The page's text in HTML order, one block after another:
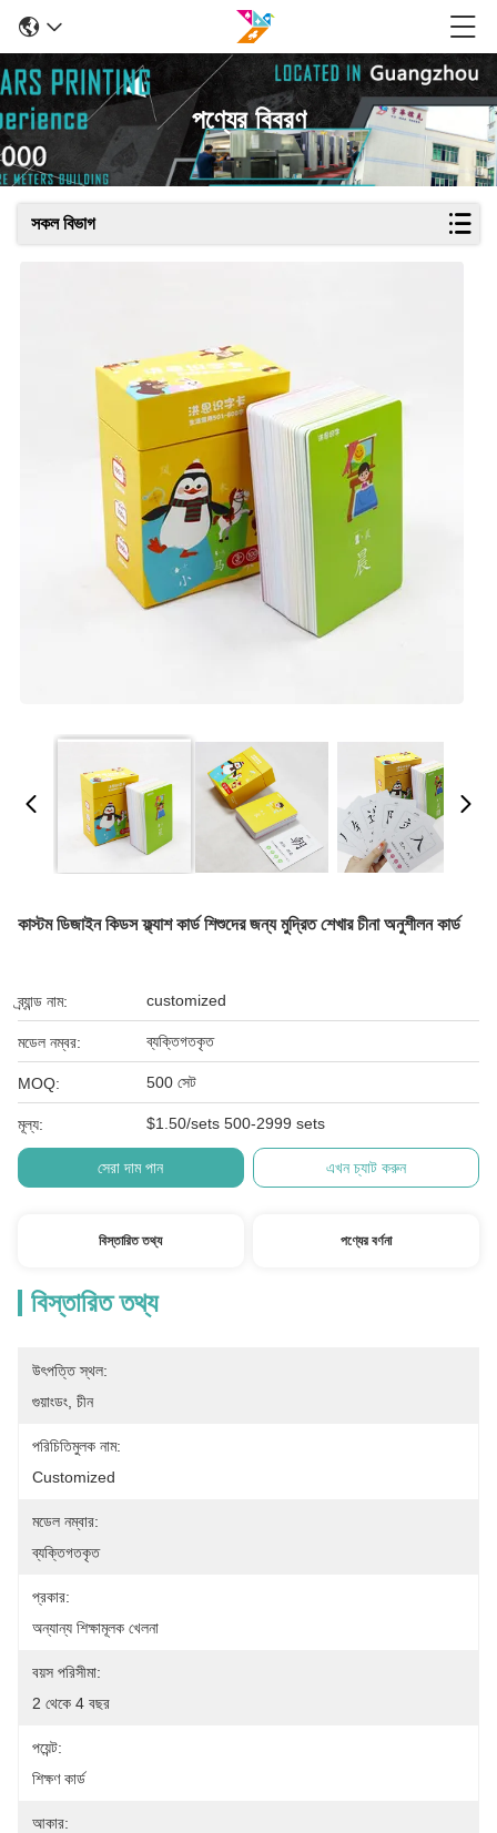
পণ্যের বিবরণ
সকল বিভাগ
কাস্টম ডিজাইন কিডস ফ্ল্যাশ কার্ড শিশুদের জন্য মুদ্রিত শেখার চীনা অনুশীলন কার্ড
ব্র্যান্ড নাম: customized
মডেল নম্বর: ব্যক্তিগতকৃত
MOQ: 500 সেট
মূল্য: $1.50/sets 500-2999 sets
সেরা দাম পান এখন চ্যাট করুন
বিস্তারিত তথ্য পণ্যের বর্ণনা
বিস্তারিত তথ্য
উৎপত্তি স্থল:
গুয়াংডং, চীন
পরিচিতিমুলক নাম:
Customized
মডেল নম্বার:
ব্যক্তিগতকৃত
প্রকার:
অন্যান্য শিক্ষামূলক খেলনা
বয়স পরিসীমা:
2 থেকে 4 বছর
পয়েন্ট:
শিক্ষণ কার্ড
আকার: